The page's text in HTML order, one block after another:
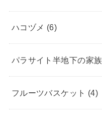
ハコヅメ (6)
パラサイト半地下の家族
フルーツバスケット (4)